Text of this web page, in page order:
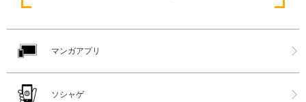
マンガアプリ
ソシャゲ